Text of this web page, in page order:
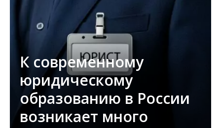
К современному
юридическому
образованию в России
возникает много